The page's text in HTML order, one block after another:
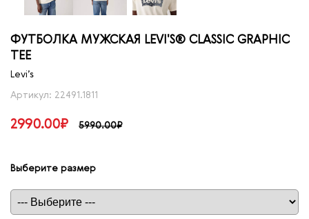
ФУТБОЛКА МУЖСКАЯ LEVI'S® CLASSIC GRAPHIC
TEE
Levi’s
Артикул: 22491.1811
2990.00₽ 5990.00₽
Выберите размер
Таблица размеров